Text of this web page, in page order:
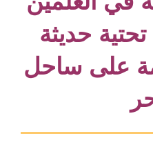
تحتية حديثة
على ساحل